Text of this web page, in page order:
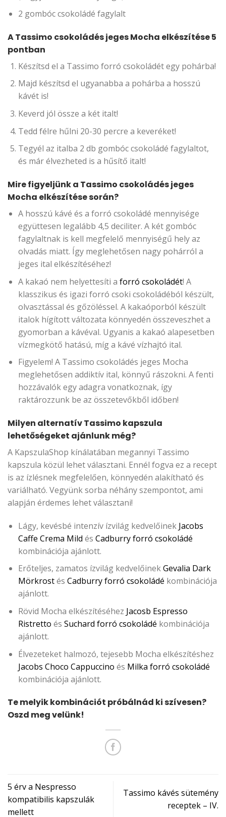
2 gombóc csokoládé fagylalt
A Tassimo csokoládés jeges Mocha elkészítése 5
pontban
Készítsd el a Tassimo forró csokoládét egy pohárba!
Majd készítsd el ugyanabba a pohárba a hosszú
kávét is!
Keverd jól össze a két italt!
Tedd félre hűlni 20-30 percre a keveréket!
Tegyél az italba 2 db gombóc csokoládé fagylaltot,
és már élvezheted is a hűsítő italt!
Mire figyeljünk a Tassimo csokoládés jeges
Mocha elkészítése során?
A hosszú kávé és a forró csokoládé mennyisége
együttesen legalább 4,5 deciliter. A két gombóc
fagylaltnak is kell megfelelő mennyiségű hely az
olvadás miatt. Így meglehetősen nagy pohárról a
jeges ital elkészítéséhez!
A kakaó nem helyettesíti a forró csokoládét! A
klasszikus és igazi forró csoki csokoládéból készült,
olvasztással és gőzöléssel. A kakaóporból készült
italok hígított változata könnyedén összeveszhet a
gyomorban a kávéval. Ugyanis a kakaó alapesetben
vízmegkötő hatású, míg a kávé vízhajtó ital.
Figyelem! A Tassimo csokoládés jeges Mocha
meglehetősen addiktív ital, könnyű rászokni. A fenti
hozzávalók egy adagra vonatkoznak, így
raktározzunk be az összetevőkből időben!
Milyen alternatív Tassimo kapszula
lehetőségeket ajánlunk még?
A KapszulaShop kínálatában megannyi Tassimo
kapszula közül lehet választani. Ennél fogva ez a recept
is az ízlésnek megfelelően, könnyedén alakítható és
variálható. Vegyünk sorba néhány szempontot, ami
alapján érdemes lehet választani!
Lágy, kevésbé intenzív ízvilág kedvelőinek Jacobs
Caffe Crema Mild és Cadburry forró csokoládé
kombinációja ajánlott.
Erőteljes, zamatos ízvilág kedvelőinekGevalia Dark
Mörkrostés Cadburry forró csokoládé kombinációja
ajánlott.
Rövid Mocha elkészítéséhez Jacosb Espresso
Ristretto és Suchard forró csokoládé kombinációja
ajánlott.
Élvezeteket halmozó, tejesebb Mocha elkészítéshez
Jacobs Choco Cappuccino és Milka forró csokoládé
kombinációja ajánlott.
Te melyik kombinációt próbálnád ki szívesen?
Oszd meg velünk!
5 érv a Nespresso
kompatibilis kapszulák
mellett
Tassimo kávés sütemény
receptek – IV.